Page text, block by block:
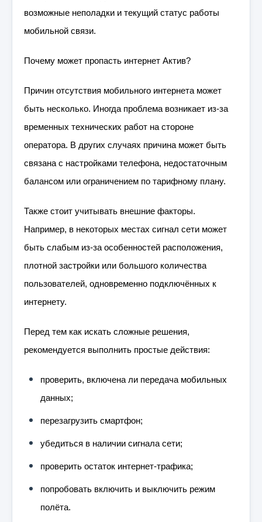
возможные неполадки и текущий статус работы
мобильной связи.
Почему может пропасть интернет Актив?
Причин отсутствия мобильного интернета может
быть несколько. Иногда проблема возникает из-за
временных технических работ на стороне
оператора. В других случаях причина может быть
связана с настройками телефона, недостаточным
балансом или ограничением по тарифному плану.
Также стоит учитывать внешние факторы.
Например, в некоторых местах сигнал сети может
быть слабым из-за особенностей расположения,
плотной застройки или большого количества
пользователей, одновременно подключённых к
интернету.
Перед тем как искать сложные решения,
рекомендуется выполнить простые действия:
проверить, включена ли передача мобильных
данных;
перезагрузить смартфон;
убедиться в наличии сигнала сети;
проверить остаток интернет-трафика;
попробовать включить и выключить режим
полёта.